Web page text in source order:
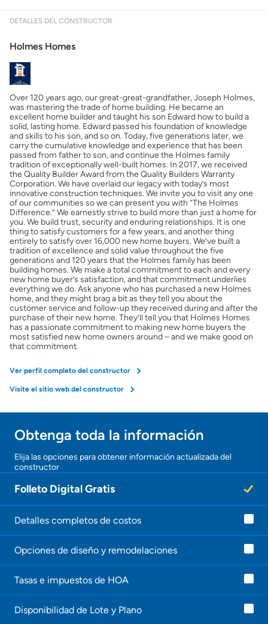
Obtener mi puntaje de crédito
Calcular mi hipoteca
Obtener Aprobación Previa
Preparar mi casa para la venta
Seguro de propietarios
Obtener ofertas por mi casa
DETALLES DEL CONSTRUCTOR
Holmes Homes
Over 120 years ago, our great-great-grandfather, Joseph Holmes,
was mastering the trade of home building. He became an
excellent home builder and taught his son Edward how to build a
solid, lasting home. Edward passed his foundation of knowledge
and skills to his son, and so on. Today, five generations later, we
carry the cumulative knowledge and experience that has been
passed from father to son, and continue the Holmes family
tradition of exceptionally well-built homes. In 2017, we received
the Quality Builder Award from the Quality Builders Warranty
Corporation. We have overlaid our legacy with today’s most
innovative construction techniques. We invite you to visit any one
of our communities so we can present you with “The Holmes
Difference.” We earnestly strive to build more than just a home for
you. We build trust, security and enduring relationships. It is one
thing to satisfy customers for a few years, and another thing
entirely to satisfy over 16,000 new home buyers. We’ve built a
tradition of excellence and solid value throughout the five
generations and 120 years that the Holmes family has been
building homes. We make a total commitment to each and every
new home buyer’s satisfaction, and that commitment underlies
everything we do. Ask anyone who has purchased a new Holmes
home, and they might brag a bit as they tell you about the
customer service and follow-up they received during and after the
purchase of their new home. They’ll tell you that Holmes Homes
has a passionate commitment to making new home buyers the
most satisfied new home owners around – and we make good on
that commitment.
Ver perfil completo del constructor
Visite el sitio web del constructor
¡Gracias!
¡
n
e
e
c
t
Obtenga toda la información
Elija las opciones para obtener información actualizada del
constructor
Folleto Digital Gratis
Detalles completos de costos
Opciones de diseño y remodelaciones
Tasas e impuestos de HOA
Disponibilidad de Lote y Plano